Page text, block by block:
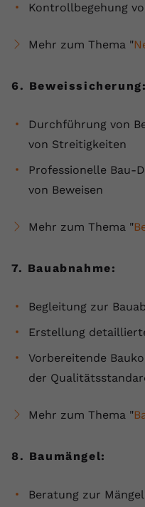
Kontrollbegehung
Mehr zum Thema "
6. Beweissicherung:
Durchführung von
von Streitigkeiten
Professionelle Bau-
von Beweisen
Mehr zum Thema "
7. Bauabnahme:
Begleitung zur
Erstellung
Vorbereitende
der
Mehr zum Thema "
8. Baumängel:
Beratung zur